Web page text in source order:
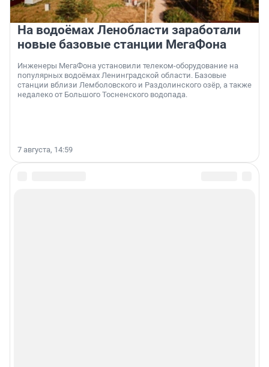
На водоёмах Ленобласти заработали
новые базовые станции МегаФона
Инженеры МегаФона установили телеком-оборудование на
популярных водоёмах Ленинградской области. Базовые
станции вблизи Лемболовского и Раздолинского озёр, а также
недалеко от Большого Тосненского водопада.
7 августа, 14:59